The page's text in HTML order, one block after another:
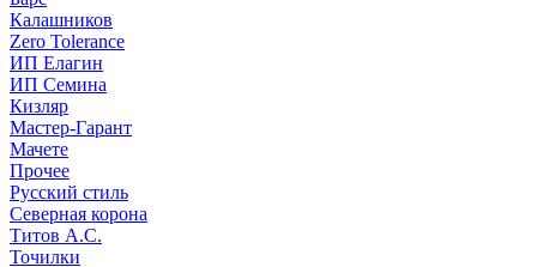
Калашников
Zero Tolerance
ИП Елагин
ИП Семина
Кизляр
Мастер-Гарант
Мачете
Прочее
Русский стиль
Северная корона
Титов А.С.
Точилки